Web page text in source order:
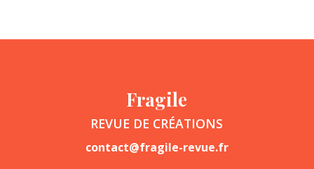
Fragile
REVUE DE CRÉATIONS
contact@fragile-revue.fr